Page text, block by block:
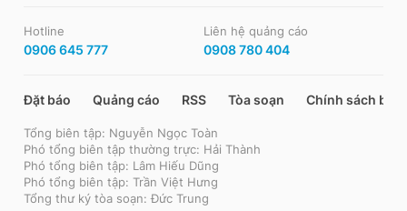
Hotline
0906 645 777
Liên hệ quảng cáo
0908 780 404
Đặt báo Quảng cáo RSS Tòa soạn Chính sách bảo
Tổng biên tập: Nguyễn Ngọc Toàn
Phó tổng biên tập thường trực: Hải Thành
Phó tổng biên tập: Lâm Hiếu Dũng
Phó tổng biên tập: Trần Việt Hưng
Tổng thư ký tòa soạn: Đức Trung